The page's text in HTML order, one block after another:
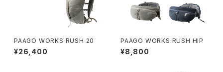
PAAGO WORKS RUSH 20
¥26,400
PAAGO WORKS RUSH HIP
¥8,800